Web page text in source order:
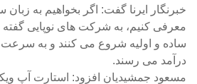
خبرنگار ایرنا گفت: اگر بخواهیم به زبان
معرفی کنیم، به شرکت های نوپایی گفته
ساده و اولیه شروع می کنند و به سرعت
درآمد می رسند.
مسعود جمشیدیان افزود: استارت آپ